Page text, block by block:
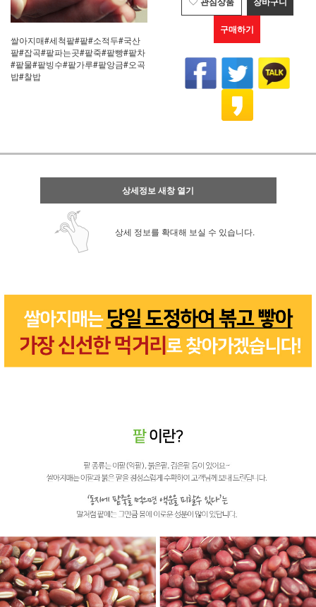
쌀아지매#세척팥#팥#소적두#국산
팥#잡곡#팥파는곳#팥죽#팥빵#팥차
#팥물#팥빙수#팥가루#팥앙금#오곡
밥#찰밥
구매하기
상세정보 새창 열기
상세 정보를 확대해 보실 수 있습니다.